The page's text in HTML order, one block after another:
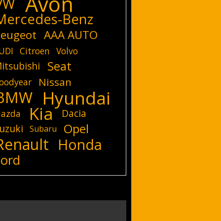
Benz
AAA AUTO
Citroen Volvo
Seat
Nissan
Hyundai
Kia
Dacia
Subaru Opel
Honda